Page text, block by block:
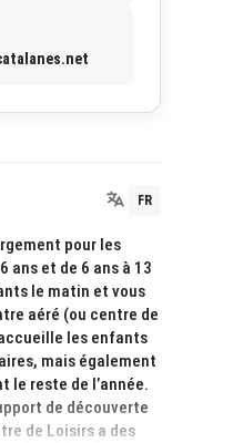
FR
pour les
ans et de 6 ans à 13
le matin et vous
aéré (ou centre de
les enfants
mais également
le reste de l’année.
de découverte
de Loisirs a des